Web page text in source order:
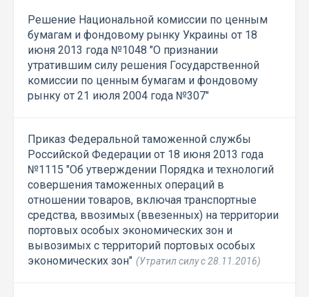
Решение Национальной комиссии по ценным
бумагам и фондовому рынку Украины от 18
июня 2013 года №1048 "О признании
утратившим силу решения Государственной
комиссии по ценным бумагам и фондовому
рынку от 21 июля 2004 года №307"
Приказ Федеральной таможенной службы
Российской Федерации от 18 июня 2013 года
№1115 "Об утверждении Порядка и технологий
совершения таможенных операций в
отношении товаров, включая транспортные
средства, ввозимых (ввезенных) на территории
портовых особых экономических зон и
вывозимых с территорий портовых особых
экономических зон" (Утратил силу с 28.11.2016)